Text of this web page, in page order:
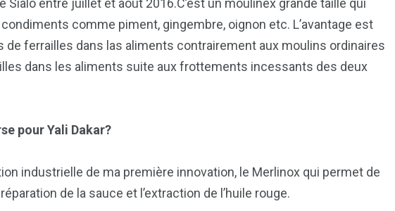
Sialo entre juillet et août 2016.C’est un moulinex grande taille qui
comme piment, gingembre, oignon etc. L’avantage est
de ferrailles dans las aliments contrairement aux moulins ordinaires
dans les aliments suite aux frottements incessants des deux
pour Yali Dakar?
industrielle de ma première innovation, le Merlinox qui permet de
de la sauce et l’extraction de l’huile rouge.